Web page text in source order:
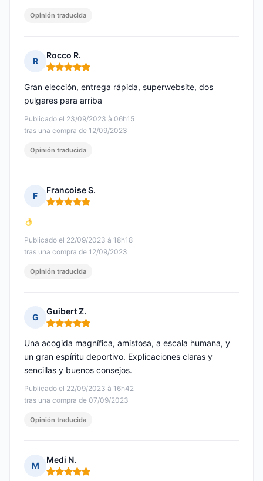
Opinión traducida
R
Rocco R.
Nota: 5 de 5
Publicado el 23/09/2023 à 06h15
tras una compra de 12/09/2023
Gran elección, entrega rápida, superwebsite, dos
pulgares para arriba
Opinión traducida
F
Francoise S.
Nota: 5 de 5
Publicado el 22/09/2023 à 18h18
tras una compra de 12/09/2023
Opinión traducida
G
Guibert Z.
Nota: 5 de 5
Publicado el 22/09/2023 à 16h42
tras una compra de 07/09/2023
Una acogida magnífica, amistosa, a escala humana, y
un gran espíritu deportivo. Explicaciones claras y
sencillas y buenos consejos.
Opinión traducida
M
Medi N.
Nota: 5 de 5